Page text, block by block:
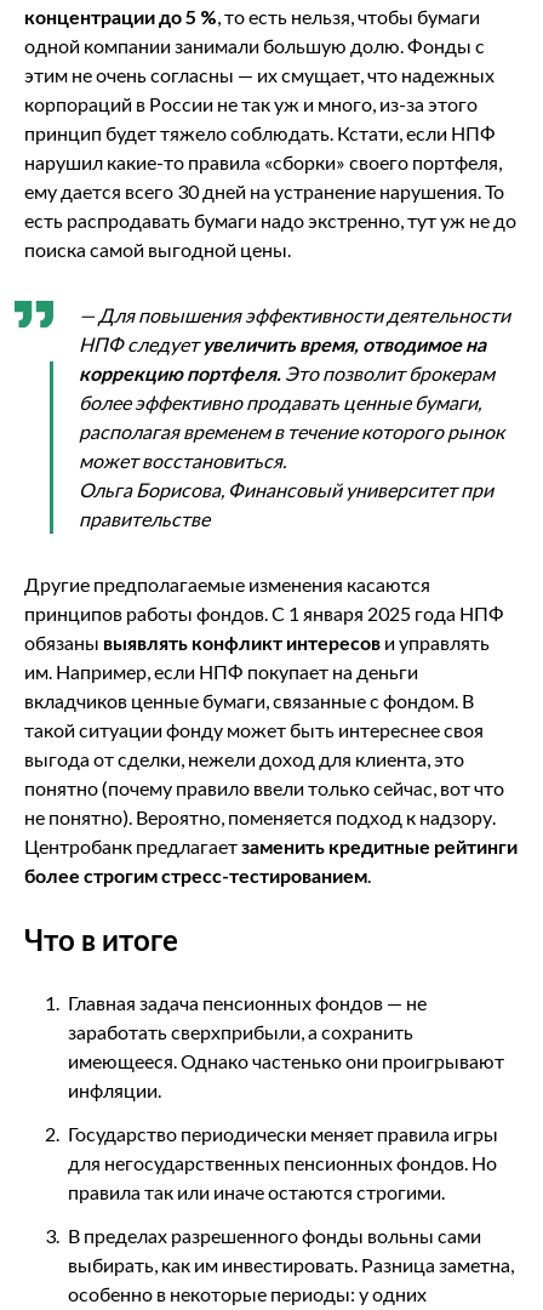
концентрации до 5 %, то есть нельзя, чтобы бумаги
одной компании занимали большую долю. Фонды с
этим не очень согласны — их смущает, что надежных
корпораций в России не так уж и много, из-за этого
принцип будет тяжело соблюдать. Кстати, если НПФ
нарушил какие-то правила «сборки» своего портфеля,
ему дается всего 30 дней на устранение нарушения. То
есть распродавать бумаги надо экстренно, тут уж не до
поиска самой выгодной цены.
— Для повышения эффективности деятельности
НПФ следуетувеличить время, отводимое на
коррекцию портфеля. Это позволит брокерам
более эффективно продавать ценные бумаги,
располагая временем в течение которого рынок
может восстановиться.
Ольга Борисова, Финансовый университет при
правительстве
Другие предполагаемые изменения касаются
принципов работы фондов. С 1 января 2025 года НПФ
обязаны выявлять конфликт интересов и управлять
им. Например, если НПФ покупает на деньги
вкладчиков ценные бумаги, связанные с фондом. В
такой ситуации фонду может быть интереснее своя
выгода от сделки, нежели доход для клиента, это
понятно (почему правило ввели только сейчас, вот что
не понятно). Вероятно, поменяется подход к надзору.
Центробанк предлагаетзаменить кредитные рейтинги
более строгим стресс-тестированием.
Что в итоге
Главная задача пенсионных фондов — не
заработать сверхприбыли, а сохранить
имеющееся. Однако частенько они проигрывают
инфляции.
Государство периодически меняет правила игры
для негосударственных пенсионных фондов. Но
правила так или иначе остаются строгими.
В пределах разрешенного фонды вольны сами
выбирать, как им инвестировать. Разница заметна,
особенно в некоторые периоды: у одних